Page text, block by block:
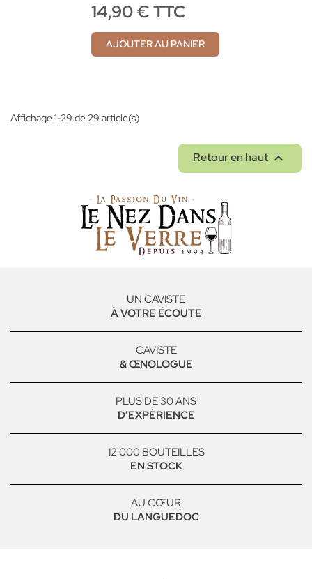
14,90 € TTC
AJOUTER AU PANIER
Affichage 1-29 de 29 article(s)
Retour en haut 
UN CAVISTE
À VOTRE ÉCOUTE
CAVISTE
& ŒNOLOGUE
PLUS DE 30 ANS
D’EXPÉRIENCE
12 000 BOUTEILLES
EN STOCK
AU CŒUR
DU LANGUEDOC